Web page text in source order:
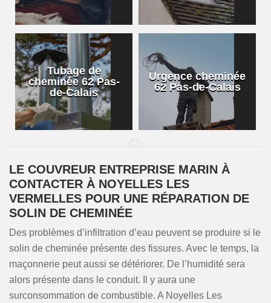
Tubage de
cheminée 62 Pas-
de-Calais
Urgence cheminée
62 Pas-de-Calais
LE COUVREUR ENTREPRISE MARIN À
CONTACTER À NOYELLES LES
VERMELLES POUR UNE RÉPARATION DE
SOLIN DE CHEMINÉE
Des problèmes d’infiltration d’eau peuvent se produire si le
solin de cheminée présente des fissures. Avec le temps, la
maçonnerie peut aussi se détériorer. De l’humidité sera
alors présente dans le conduit. Il y aura une
surconsommation de combustible. A Noyelles Les